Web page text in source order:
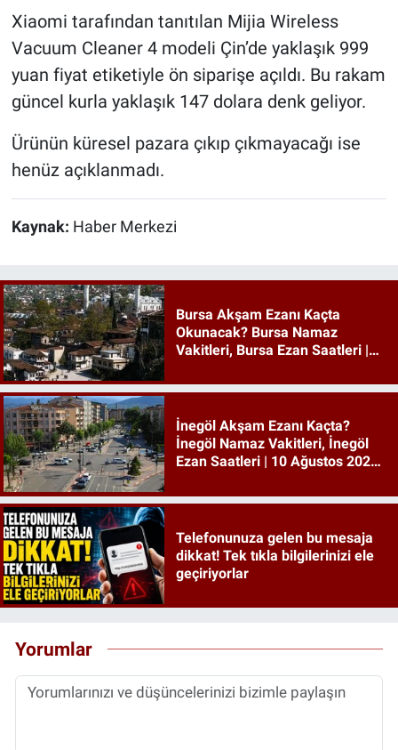
Xiaomi tarafından tanıtılan Mijia Wireless
Vacuum Cleaner 4 modeli Çin’de yaklaşık 999
yuan fiyat etiketiyle ön siparişe açıldı. Bu rakam
güncel kurla yaklaşık 147 dolara denk geliyor.
Ürünün küresel pazara çıkıp çıkmayacağı ise
henüz açıklanmadı.
Kaynak: Haber Merkezi
Bursa Akşam Ezanı Kaçta
Okunacak? Bursa Namaz
Vakitleri, Bursa Ezan Saatleri |
İnegöl Akşam Ezanı Kaçta?
İnegöl Namaz Vakitleri, İnegöl
Ezan Saatleri | 10 Ağustos 2026
Telefonunuza gelen bu mesaja
dikkat! Tek tıkla bilgilerinizi ele
geçiriyorlar
Yorumlar